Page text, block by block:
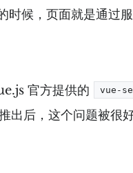
候，页面就是通过
官方提供的 vue-
后，这个问题被很好